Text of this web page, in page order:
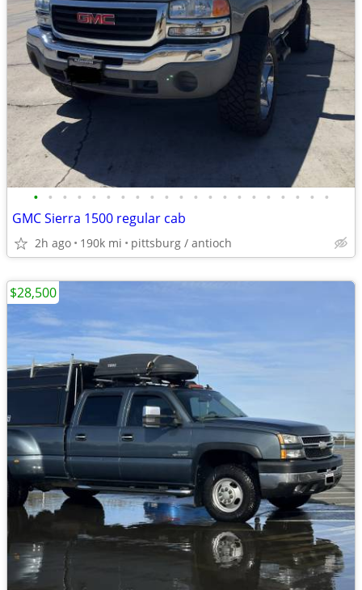
• • • • • • • • • • • • • • • • • • • • •
GMC Sierra 1500 regular cab
2h ago 190k mi pittsburg / antioch
$28,500